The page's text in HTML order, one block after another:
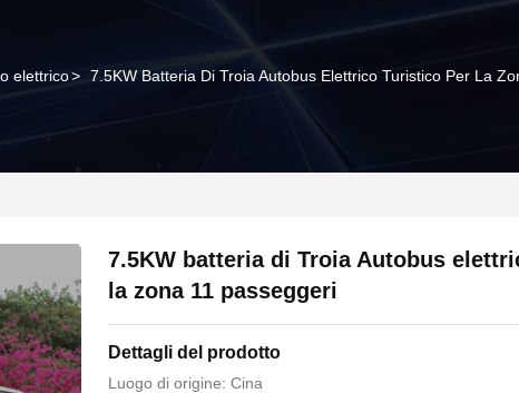
elettrico> 7.5KW Batteria Di Troia Autobus Elettrico Turistico Per La
7.5KW batteria di Troia Autobus
la zona 11 passeggeri
Dettagli del prodotto
Luogo di origine: Cina